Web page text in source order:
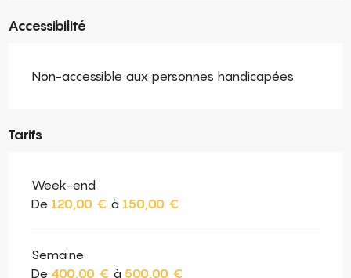
Accessibilité
Non-accessible aux personnes handicapées
Tarifs
Week-end
De 120,00 € à 150,00 €
Semaine
De 400,00 € à 500,00 €